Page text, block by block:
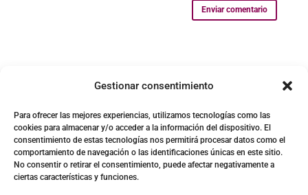
Gestionar consentimiento
Para ofrecer las mejores experiencias, utilizamos tecnologías como las
cookies para almacenar y/o acceder a la información del dispositivo. El
consentimiento de estas tecnologías nos permitirá procesar datos como el
comportamiento de navegación o las identificaciones únicas en este sitio.
No consentir o retirar el consentimiento, puede afectar negativamente a
ciertas características y funciones.
Enviar comentario